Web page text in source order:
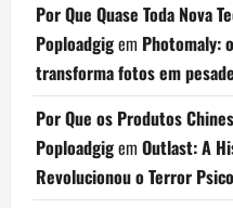
Por Que Quase Toda Nova
Poploadgigem Photomaly:
transforma fotos em
Por Que os Produtos
Poploadgigem Outlast: A
Revolucionou o Terror